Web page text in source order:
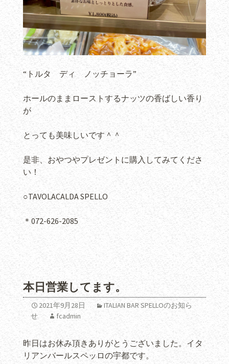
“トルタ ディ ノッチョーラ”
ホールのままローストするナッツの香ばしい香り
が
とっても美味しいです＾＾
是非、おやつやプレゼントに購入してみてくださ
い！
○TAVOLACALDA SPELLO
＊072-626-2085
本日営業してます。
2021年9月28日
ITALIAN BAR SPELLOのお知ら
せ
fcadmin
昨日はお休み頂きありがとうございました。イタ
リアンバールスペッロの宇都です。